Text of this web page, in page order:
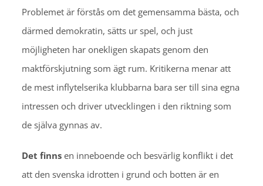
Problemet är förstås om det gemensamma bästa, och
därmed demokratin, sätts ur spel, och just
möjligheten har onekligen skapats genom den
maktförskjutning som ägt rum. Kritikerna menar att
de mest inflytelserika klubbarna bara ser till sina egna
intressen och driver utvecklingen i den riktning som
de själva gynnas av.
Det finns en inneboende och besvärlig konflikt i det
att den svenska idrotten i grund och botten är en